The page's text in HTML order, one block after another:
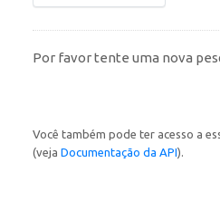
Por favor tente uma nova
Você também pode ter acesso a
(veja Documentação da API).